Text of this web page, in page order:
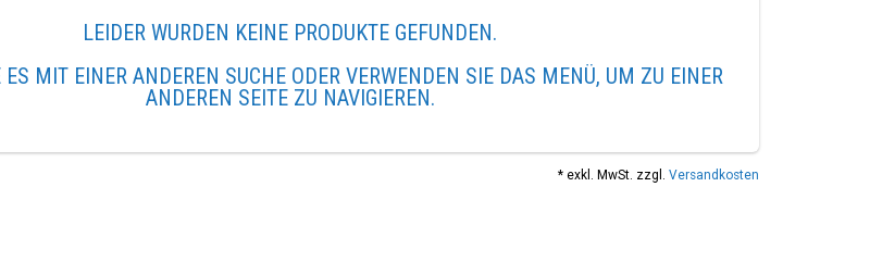
LEIDER WURDEN KEINE PRODUKTE GEFUNDEN.
ES MIT EINER ANDEREN SUCHE ODER VERWENDEN SIE DAS MENÜ, UM ZU EINER
ANDEREN SEITE ZU NAVIGIEREN.
* exkl. MwSt. zzgl. Versandkosten